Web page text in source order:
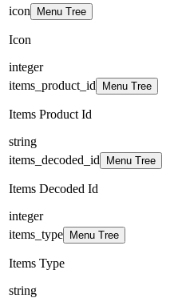
icon
Menu Tree
Icon
integer
items_product_id
Menu Tree
Items Product Id
string
items_decoded_id
Menu Tree
Items Decoded Id
integer
items_type
Menu Tree
Items Type
string